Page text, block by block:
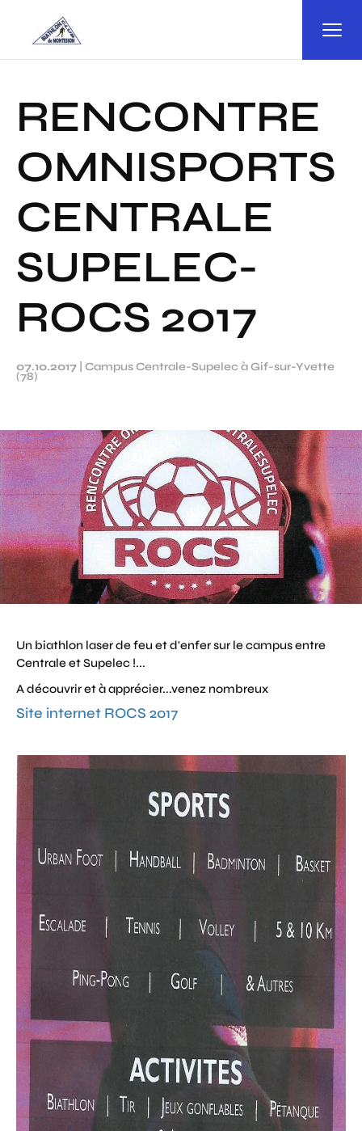
RENCONTRE
OMNISPORTS
CENTRALE
SUPELEC-
ROCS 2017
07.10.2017 Campus Centrale-Supelec à Gif-sur-Yvette
(78)
Un biathlon laser de feu et d'enfer sur le campus entre
Centrale et Supelec !...
A découvrir et à apprécier...venez nombreux
Site internet ROCS 2017